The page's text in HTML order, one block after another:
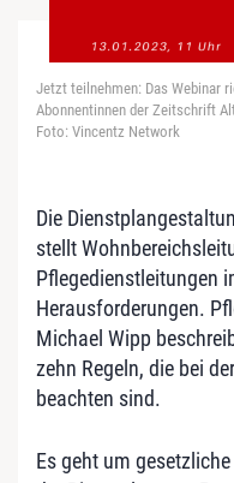
Jetzt teilnehmen: Das Webinar
Abonnentinnen der Zeitschrift
Foto: Vincentz Network
Die
stellt
Pflegedienstleitungen
Herausforderungen.
Michael Wipp
zehn Regeln, die bei
beachten sind.
Es geht um